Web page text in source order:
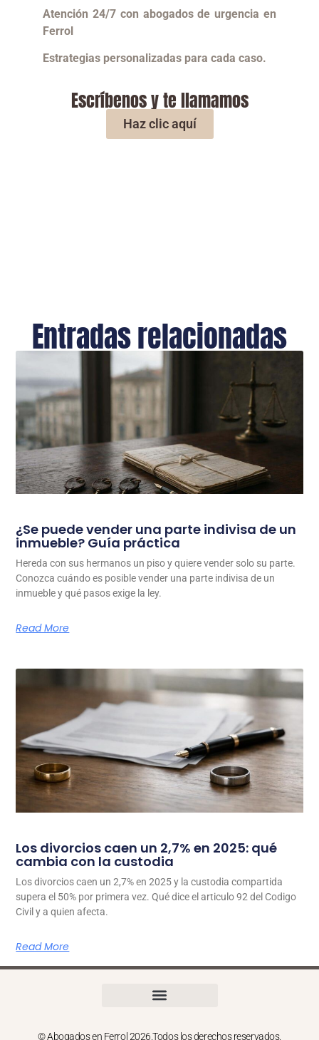
Atención 24/7 con abogados de urgencia en
Ferrol
Estrategias personalizadas para cada caso.
Escríbenos y te llamamos
Haz clic aquí
Entradas relacionadas
¿Se puede vender una parte indivisa de un
inmueble? Guía práctica
Hereda con sus hermanos un piso y quiere vender solo su parte.
Conozca cuándo es posible vender una parte indivisa de un
inmueble y qué pasos exige la ley.
Read More
Los divorcios caen un 2,7% en 2025: qué
cambia con la custodia
Los divorcios caen un 2,7% en 2025 y la custodia compartida
supera el 50% por primera vez. Qué dice el articulo 92 del Codigo
Civil y a quien afecta.
Read More
© Abogados en Ferrol 2026.Todos los derechos reservados.